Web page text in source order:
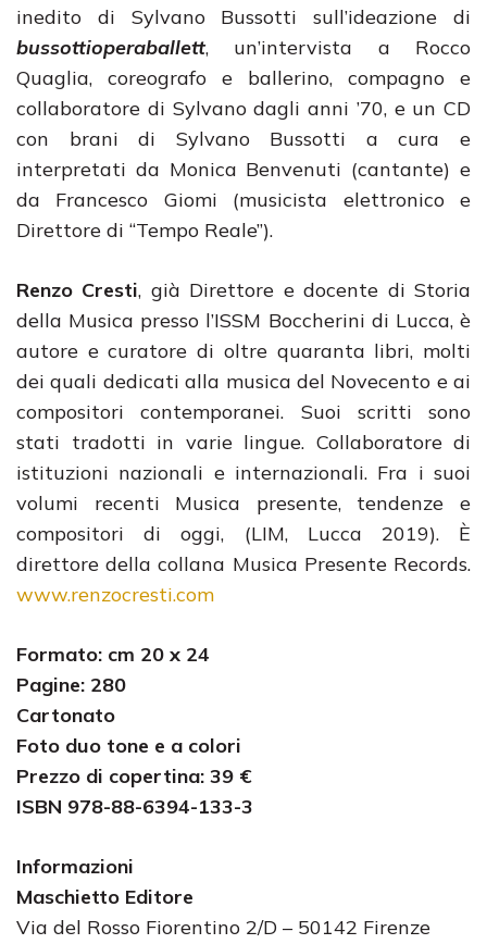
inedito di Sylvano Bussotti sull’ideazione di
bussottioperaballett, un’intervista a Rocco
Quaglia, coreografo e ballerino, compagno e
collaboratore di Sylvano dagli anni ’70, e un CD
con brani di Sylvano Bussotti a cura e
interpretati da Monica Benvenuti (cantante) e
da Francesco Giomi (musicista elettronico e
Direttore di “Tempo Reale”).
Renzo Cresti, già Direttore e docente di Storia
della Musica presso l’ISSM Boccherini di Lucca, è
autore e curatore di oltre quaranta libri, molti
dei quali dedicati alla musica del Novecento e ai
compositori contemporanei. Suoi scritti sono
stati tradotti in varie lingue. Collaboratore di
istituzioni nazionali e internazionali. Fra i suoi
volumi recenti Musica presente, tendenze e
compositori di oggi, (LIM, Lucca 2019). È
direttore della collana Musica Presente Records.
www.renzocresti.com
Formato: cm 20 x 24
Pagine: 280
Cartonato
Foto duo tone e a colori
Prezzo di copertina: 39 €
ISBN 978-88-6394-133-3
Informazioni
Maschietto Editore
Via del Rosso Fiorentino 2/D – 50142 Firenze